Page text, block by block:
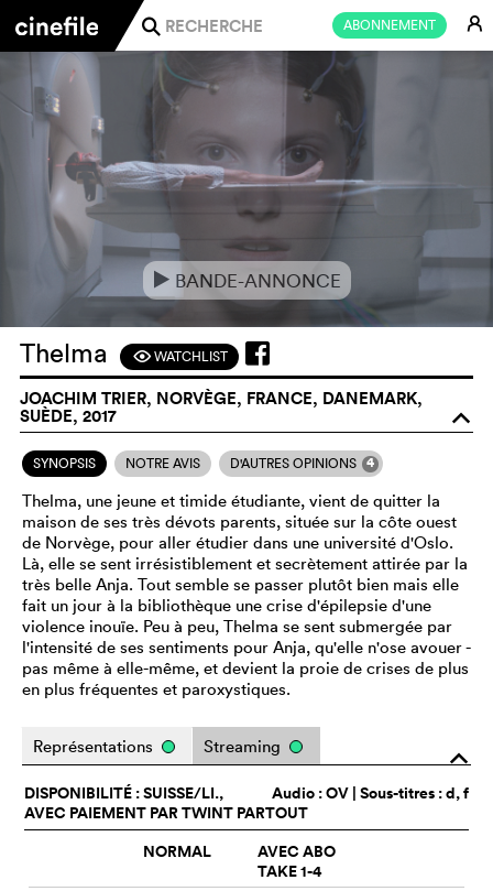
ABONNEMENT E
j
e BANDE-ANNONCE
Thelma FWATCHLIST
JOACHIM TRIER, NORVÈGE, FRANCE, DANEMARK,
SUÈDE, 2017 o
SYNOPSIS NOTRE AVIS D'AUTRES OPINIONS 4
Thelma, une jeune et timide étudiante, vient de quitter la
maison de ses très dévots parents, située sur la côte ouest
de Norvège, pour aller étudier dans une université d'Oslo.
Là, elle se sent irrésistiblement et secrètement attirée par la
très belle Anja. Tout semble se passer plutôt bien mais elle
fait un jour à la bibliothèque une crise d'épilepsie d'une
violence inouïe. Peu à peu, Thelma se sent submergée par
l'intensité de ses sentiments pour Anja, qu'elle n'ose avouer -
pas même à elle-même, et devient la proie de crises de plus
en plus fréquentes et paroxystiques.
o
Représentations Streaming
Audio :OV | Sous-titres : d, f
DISPONIBILITÉ : SUISSE/LI.,
AVEC PAIEMENT PAR TWINT PARTOUT
NORMAL
AVEC ABO
TAKE 1-4